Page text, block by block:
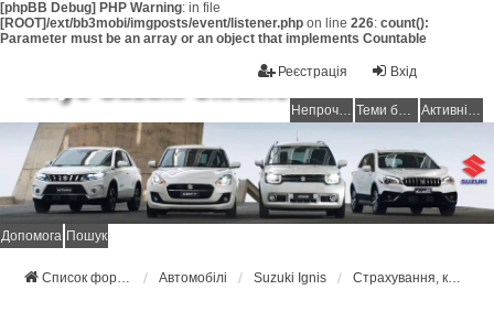
[phpBB Debug] PHP Warning: in file
[ROOT]/ext/bb3mobi/imgposts/event/listener.php on line 226: count():
Parameter must be an array or an object that implements Countable
Вхід
Реєстрація
Непрочитані повідомлення Теми без відповідей Активні теми
Клуб Suzuki Ukraine
Допомога Пошук
Список форумів Suzuki Ukraine Автомобілі Suzuki Ignis Страхування, кредит та юр. питання